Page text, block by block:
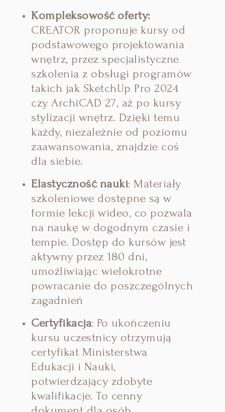
Kompleksowość oferty:
CREATOR proponuje kursy od
podstawowego projektowania
wnętrz, przez specjalistyczne
szkolenia z obsługi programów
takich jak SketchUp Pro 2024
czy ArchiCAD 27, aż po kursy
stylizacji wnętrz. Dzięki temu
każdy, niezależnie od poziomu
zaawansowania, znajdzie coś
dla siebie.
Elastyczność nauki: Materiały
szkoleniowe dostępne są w
formie lekcji wideo, co pozwala
na naukę w dogodnym czasie i
tempie. Dostęp do kursów jest
aktywny przez 180 dni,
umożliwiając wielokrotne
powracanie do poszczególnych
zagadnień
Certyfikacja: Po ukończeniu
kursu uczestnicy otrzymują
certyfikat Ministerstwa
Edukacji i Nauki,
potwierdzający zdobyte
kwalifikacje. To cenny